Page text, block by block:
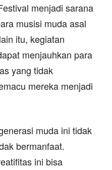
menjadi sarana
musisi muda asal
itu, kegiatan
menjauhkan para
yang tidak
mereka menjadi
muda ini tidak
bermanfaat.
ini bisa